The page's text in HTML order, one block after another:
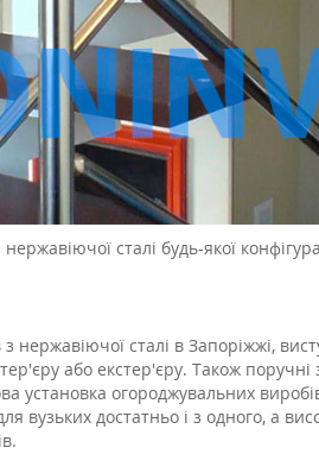
сталі будь-якої
нержавіючої сталі в Запоріжжі,
або екстер'єру. Також поручні
установка огороджувальних
вузьких достатньо і з одного, а